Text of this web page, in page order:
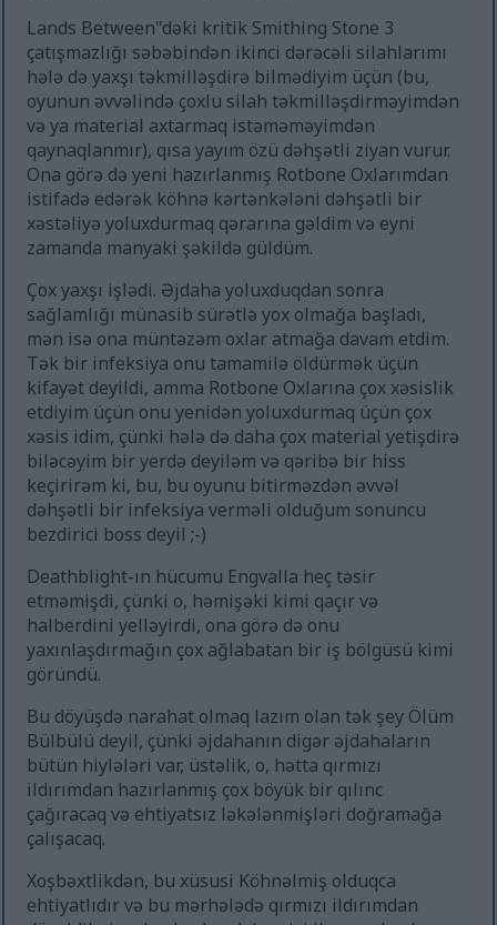
Lands Between"dəki kritik Smithing Stone 3
çatışmazlığı səbəbindən ikinci dərəcəli silahlarımı
hələ də yaxşı təkmilləşdirə bilmədiyim üçün (bu,
oyunun əvvəlində çoxlu silah təkmilləşdirməyimdən
və ya material axtarmaq istəməməyimdən
qaynaqlanmır), qısa yayım özü dəhşətli ziyan vurur.
Ona görə də yeni hazırlanmış Rotbone Oxlarımdan
istifadə edərək köhnə kərtənkələni dəhşətli bir
xəstəliyə yoluxdurmaq qərarına gəldim və eyni
zamanda manyaki şəkildə güldüm.
Çox yaxşı işlədi. Əjdaha yoluxduqdan sonra
sağlamlığı münasib sürətlə yox olmağa başladı,
mən isə ona müntəzəm oxlar atmağa davam etdim.
Tək bir infeksiya onu tamamilə öldürmək üçün
kifayət deyildi, amma Rotbone Oxlarına çox xəsislik
etdiyim üçün onu yenidən yoluxdurmaq üçün çox
xəsis idim, çünki hələ də daha çox material yetişdirə
biləcəyim bir yerdə deyiləm və qəribə bir hiss
keçirirəm ki, bu, bu oyunu bitirməzdən əvvəl
dəhşətli bir infeksiya verməli olduğum sonuncu
bezdirici boss deyil ;-)
Deathblight-ın hücumu Engvalla heç təsir
etməmişdi, çünki o, həmişəki kimi qaçır və
halberdini yelləyirdi, ona görə də onu
yaxınlaşdırmağın çox ağlabatan bir iş bölgüsü kimi
göründü.
Bu döyüşdə narahat olmaq lazım olan tək şey Ölüm
Bülbülü deyil, çünki əjdahanın digər əjdahaların
bütün hiylələri var, üstəlik, o, hətta qırmızı
ildırımdan hazırlanmış çox böyük bir qılınc
çağıracaq və ehtiyatsız ləkələnmişləri doğramağa
çalışacaq.
Xoşbəxtlikdən, bu xüsusi Köhnəlmiş olduqca
ehtiyatlıdır və bu mərhələdə qırmızı ildırımdan